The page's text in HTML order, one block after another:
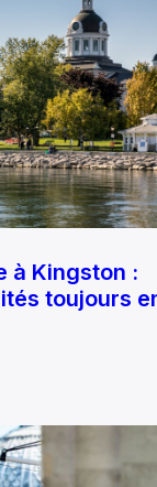
à Kingston :
toujours